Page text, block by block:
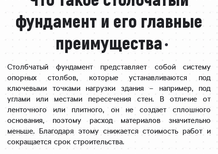
фундамент и его главные
преимущества
Столбчатый фундамент представляет собой систему
опорных столбов, которые устанавливаются под
ключевыми точками нагрузки здания – например, под
углами или местами пересечения стен. В отличие от
ленточного или плитного, он не создает сплошного
основания, поэтому расход материалов значительно
меньше. Благодаря этому снижается стоимость работ и
сокращается срок строительства.